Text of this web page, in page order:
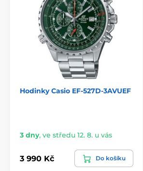
Hodinky Casio EF-527D-3AVUEF
3 dny, ve středu 12. 8. u vás
3 990 Kč Do košíku